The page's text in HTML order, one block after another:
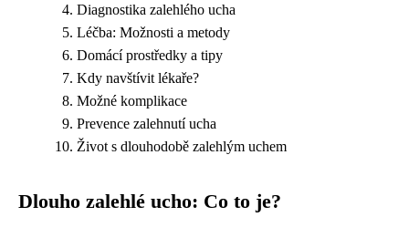
Diagnostika zalehlého ucha
Léčba: Možnosti a metody
Domácí prostředky a tipy
Kdy navštívit lékaře?
Možné komplikace
Prevence zalehnutí ucha
Život s dlouhodobě zalehlým uchem
Dlouho zalehlé ucho: Co to je?